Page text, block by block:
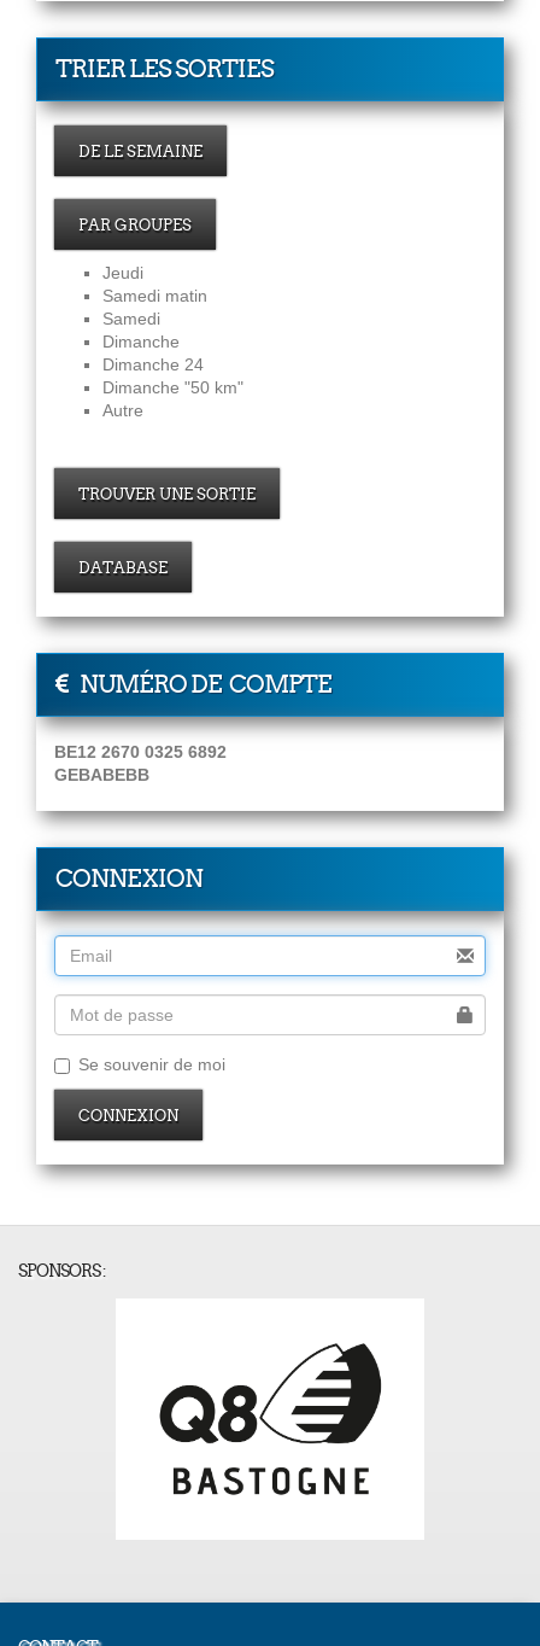
TRIER LES SORTIES
DE LE SEMAINE
PAR GROUPES
Jeudi
Samedi matin
Samedi
Dimanche
Dimanche 24
Dimanche "50 km"
Autre
TROUVER UNE SORTIE
DATABASE
NUMÉRO DE COMPTE
BE12 2670 0325 6892
GEBABEBB
CONNEXION
Se souvenir de moi
CONNEXION
SPONSORS :